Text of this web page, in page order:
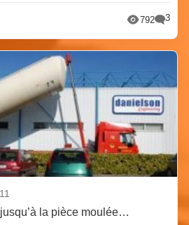
792 3
la pièce moulée…